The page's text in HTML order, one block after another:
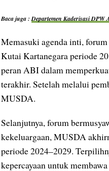
Baca juga :Departemen Kaderisasi
Memasuki agenda inti,
Kutai Kartanegara periode
peran ABI dalam
terakhir. Setelah melalui
MUSDA.
Selanjutnya, forum
kekeluargaan, MUSDA
periode 2024–2029.
kepercayaan untuk